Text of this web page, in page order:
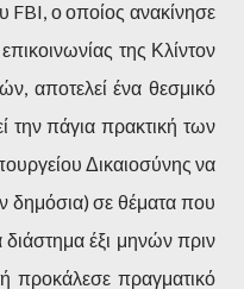
FBI, ο οποίος ανακίνησε
της Κλίντον
αποτελεί ένα θεσμικό
την πάγια πρακτική των
Δικαιοσύνης να
δημόσια) σε θέματα που
έξι μηνών πριν
προκάλεσε πραγματικό